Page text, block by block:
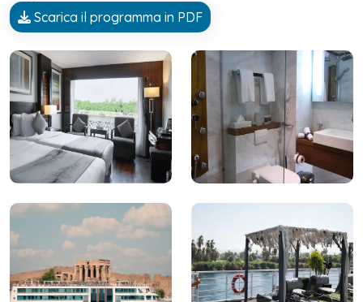
Scarica il programma in PDF